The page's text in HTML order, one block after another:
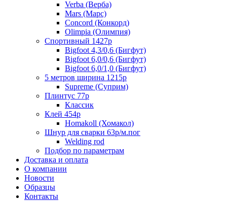
Verba (Верба)
Mars (Марс)
Concord (Конкорд)
Olimpia (Олимпия)
Спортивный 1427р
Bigfoot 4,3/0,6 (Бигфут)
Bigfoot 6,0/0,6 (Бигфут)
Bigfoot 6,0/1,0 (Бигфут)
5 метров ширина 1215р
Supreme (Суприм)
Плинтус 77р
Классик
Клей 454р
Homakoll (Хомакол)
Шнур для сварки 63р/м.пог
Welding rod
Подбор по параметрам
Доставка и оплата
О компании
Новости
Образцы
Контакты